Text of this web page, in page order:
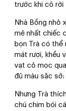
trước khi cô rời
Nhà Bồng nhỏ
mê nhất chiếc
bọn Trà có thể
mát rượi, khều
vạt cỏ mọc
đủ màu sặc
Nhưng Trà
chú chim bói